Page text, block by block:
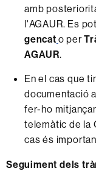
amb
l'AGAUR. Es
gencat o per
AGAUR.
En el cas que
documentació
fer-ho
telemàtic de la
cas és
Seguiment dels